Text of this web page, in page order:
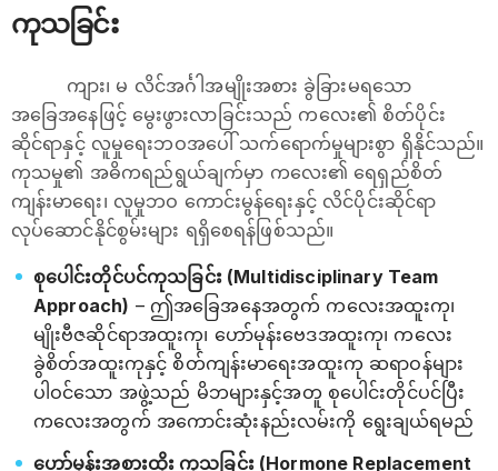
ကုသခြင်း
ကျား၊ မ လိင်အင်္ဂါအမျိုးအစား ခွဲခြားမရသော
အခြေအနေဖြင့် မွေးဖွားလာခြင်းသည် ကလေး၏ စိတ်ပိုင်း
ဆိုင်ရာနှင့် လူမှုရေးဘဝအပေါ် သက်ရောက်မှုများစွာ ရှိနိုင်သည်။
ကုသမှု၏ အဓိကရည်ရွယ်ချက်မှာ ကလေး၏ ရေရှည်စိတ်
ကျန်းမာရေး၊ လူမှုဘဝ ကောင်းမွန်ရေးနှင့် လိင်ပိုင်းဆိုင်ရာ
လုပ်ဆောင်နိုင်စွမ်းများ ရရှိစေရန်ဖြစ်သည်။
စုပေါင်းတိုင်ပင်ကုသခြင်း (Multidisciplinary Team
Approach) – ဤအခြေအနေအတွက် ကလေးအထူးကု၊
မျိုးဗီဇဆိုင်ရာအထူးကု၊ ဟော်မုန်းဗေဒအထူးကု၊ ကလေး
ခွဲစိတ်အထူးကုနှင့် စိတ်ကျန်းမာရေးအထူးကု ဆရာဝန်များ
ပါဝင်သော အဖွဲ့သည် မိဘများနှင့်အတူ စုပေါင်းတိုင်ပင်ပြီး
ကလေးအတွက် အကောင်းဆုံးနည်းလမ်းကို ရွေးချယ်ရမည်
ဟော်မုန်းအစားထိုး ကုသခြင်း (Hormone Replacement